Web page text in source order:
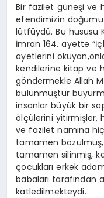
SAĞLIK
SİYASET
SPOR
DİĞER
Bir fazilet güneşi ve
efendimizin doğumu
lütfüydü. Bu hususu
İmran 164. ayette
ayetlerini
kendilerine kitap ve
göndermekle Allah
bulunmuştur
insanlar büyük bir
ölçülerini yitirmişler,
ve fazilet namına
tamamen
tamamen silinmiş,
çocukları erkek
babaları tarafından
katledilmekteydi.